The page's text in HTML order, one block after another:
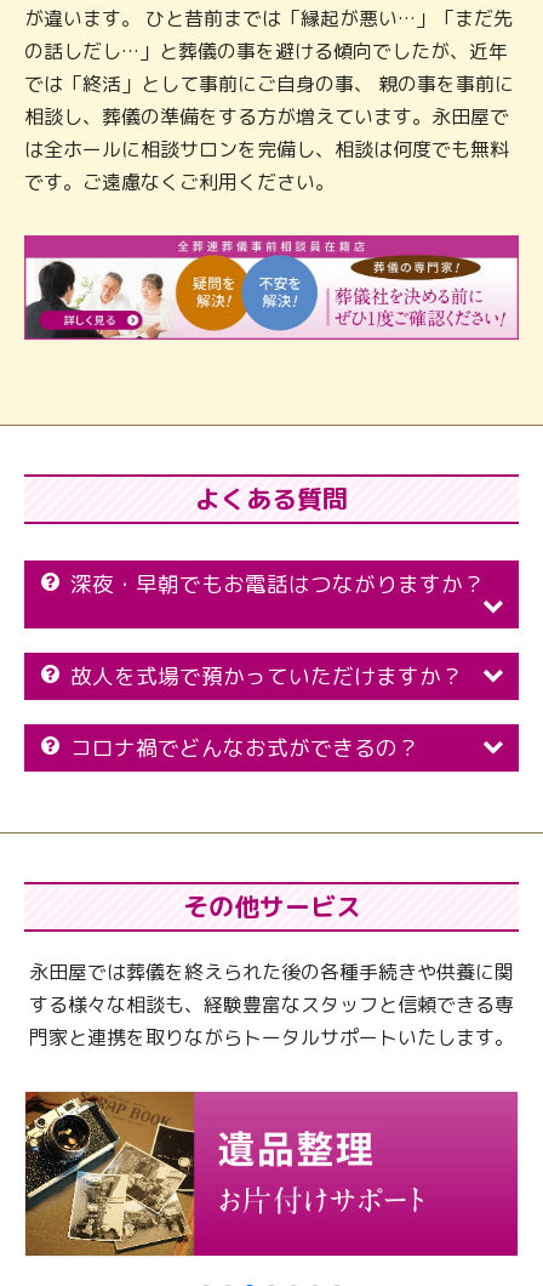
が違います。 ひと昔前までは「縁起が悪い…」「まだ先
の話しだし…」と葬儀の事を避ける傾向でしたが、近年
では「終活」として事前にご自身の事、 親の事を事前に
相談し、葬儀の準備をする方が増えています。永田屋で
は全ホールに相談サロンを完備し、相談は何度でも無料
です。ご遠慮なくご利用ください。
よくある質問
深夜・早朝でもお電話はつながりますか？
故人を式場で預かっていただけますか？
コロナ禍でどんなお式ができるの？
その他サービス
永田屋では葬儀を終えられた後の各種手続きや供養に関
する様々な相談も、 経験豊富なスタッフと信頼できる専
門家と連携を取りながらトータルサポートいたします。